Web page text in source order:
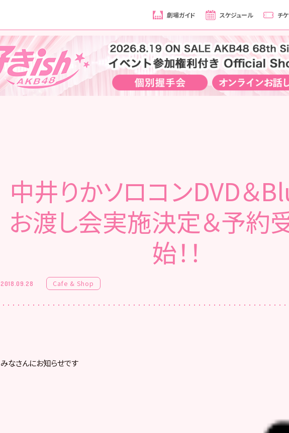
劇場ガイド スケジュール チ
中井りかソロコンDVD＆
お渡し会実施決定＆予約
始！！
2018.09.28 Cafe & Shop
みなさんにお知らせです